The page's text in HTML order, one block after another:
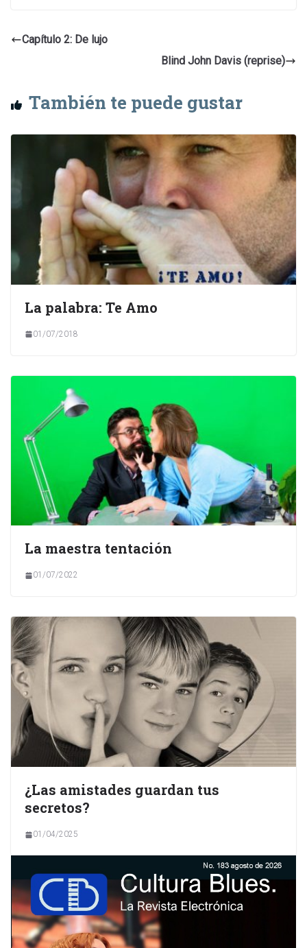
Capítulo 2: De lujo
Blind John Davis (reprise)
También te puede gustar
La palabra: Te Amo
01/07/2018
La maestra tentación
01/07/2022
¿Las amistades guardan tus
secretos?
01/04/2025